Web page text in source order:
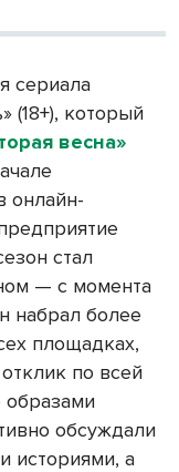
сериала
(18+), который
весна»
онлайн-
стал
— с момента
набрал более
площадках,
по всей
образами
обсуждали
историями, а